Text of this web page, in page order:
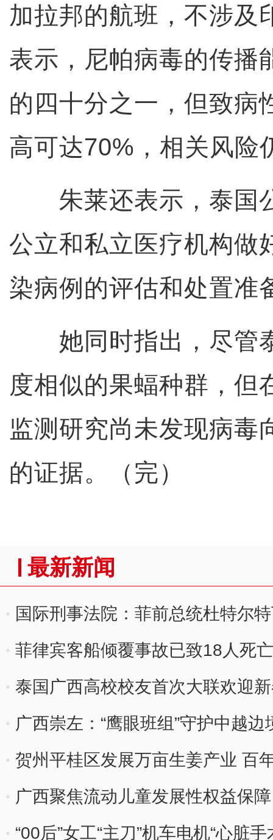
加拉邦的航班，不涉及
表示，尼帕病毒的传播
的四十分之一，但致病
高可达70%，相关风险
朱莱还表示，泰国
公立和私立医疗机构做
染病例的评估和处置准
她同时指出，尽管
度相似的果蝠种群，但
监测研究尚未发现病毒
的证据。（完）
最新新闻
国际刑事法院：菲前总统杜特尔
菲律宾客船倾覆事故已致18人死亡
泰国广西高校校友首次大联欢迎
广西崇左：“鹰眼班组”守护中越边
贺州平桂区发展万亩生姜产业 百年
广西聚焦流动儿童发展性权益保
“00后”女工“主刀”机车电机“心脏